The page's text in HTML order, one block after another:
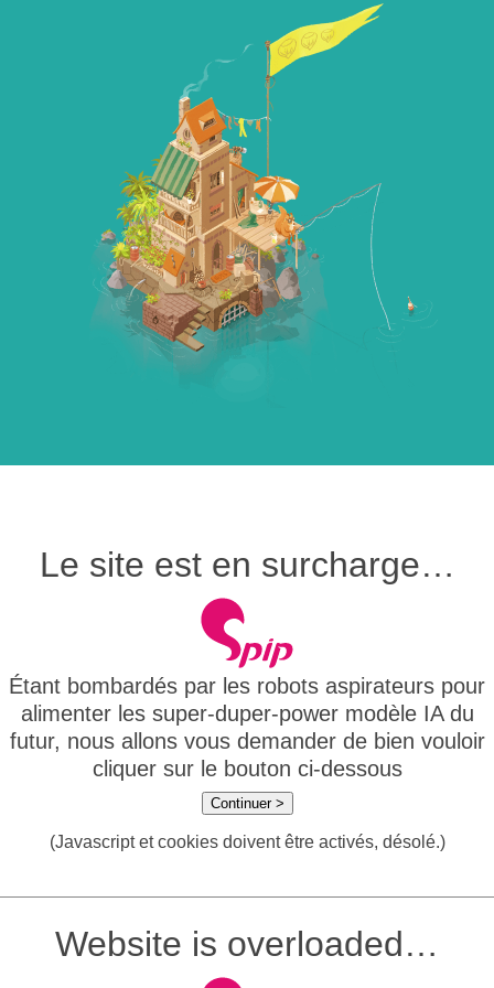
Le site est en surcharge…
Étant bombardés par les robots aspirateurs pour
alimenter les super-duper-power modèle IA du
futur, nous allons vous demander de bien vouloir
cliquer sur le bouton ci-dessous
Continuer >
(Javascript et cookies doivent être activés, désolé.)
Website is overloaded…